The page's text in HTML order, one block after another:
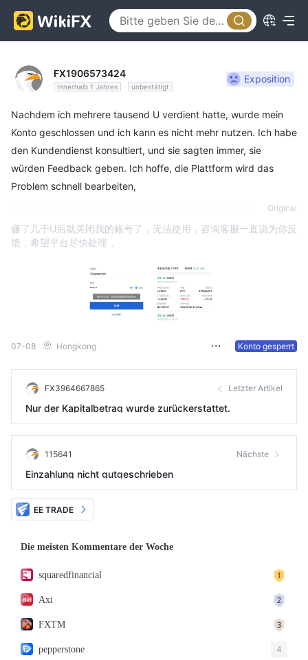
FX1906573424
Innerhalb 1 Jahres unbestätigt
Exposition
Nachdem ich mehrere tausend U verdient hatte, wurde mein
Konto geschlossen und ich kann es nicht mehr nutzen. Ich habe
den Kundendienst konsultiert, und sie sagten immer, sie
würden Feedback geben. Ich hoffe, die Plattform wird das
Problem schnell bearbeiten,
Original
赚了几千U后就关闭我的账号了，无法使用，咨询客服一直说为你反
馈，希望平台尽快处理，
07-08 Hongkong Konto gesperrt
FX3964667865 Letzter Artikel
Nur der Kapitalbetrag wurde zurückerstattet.
115641 Nächste
Einzahlung nicht gutgeschrieben
EE TRADE
Die meisten Kommentare der Woche
squaredfinancial
Axi
FXTM
pepperstone 4